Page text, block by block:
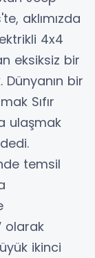
aklımızda
4x4
eksiksiz bir
bir
Sıfır
ulaşmak
temsil
olarak
ikinci